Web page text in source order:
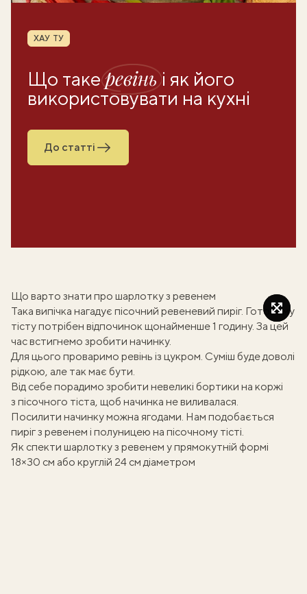
Рубрика
ХАУ ТУ
Що такеревіньі як його
використовувати на кухні
До статті
Що варто знати про шарлотку з ревенем
Така випічка нагадує пісочний ревеневий пиріг. Готовому
тісту потрібен відпочинок щонайменше 1 годину. За цей
час встигнемо зробити начинку.
Для цього проваримо ревінь із цукром. Суміш буде доволі
рідкою, але так має бути.
Від себе порадимо зробити невеликі бортики на коржі
з пісочного тіста, щоб начинка не виливалася.
Посилити начинку можна ягодами. Нам подобається
пиріг з ревенем і полуницею на пісочному тісті.
Як спекти шарлотку з ревенем у прямокутній формі
18×30 см або круглій 24 см діаметром